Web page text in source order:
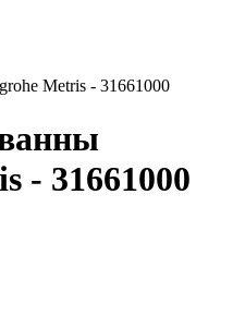
Metris - 31661000
- 31661000